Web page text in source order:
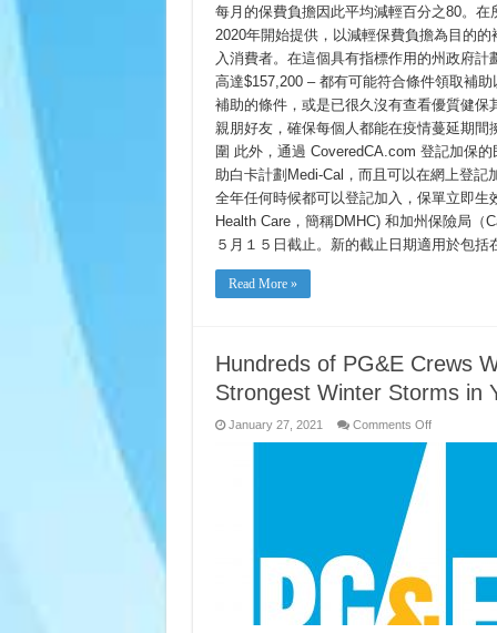
每月的保費負擔因此平均減輕百分之80。
2020年開始提供，以減輕保費負擔為目的
入消費者。在這個具有指標作用的州政府
高達$157,200 – 都有可能符合條件領取補
補助的條件，或是已很久沒有查看優質健保
親朋好友，確保每個人都能在疫情蔓延期
圍 此外，通過 CoveredCA.com 登記加保
助白卡計劃Medi-Cal，而且可以在網上登
全年任何時候都可以登記加入，保單立即
Health Care，簡稱DMHC) 和加州保險局
５月１５日截止。新的截止日期適用於包
Read More »
Hundreds of PG&E Crews
Strongest Winter Storms in
January 27, 2021 Comments Offon
One
the
Strongest
Storms